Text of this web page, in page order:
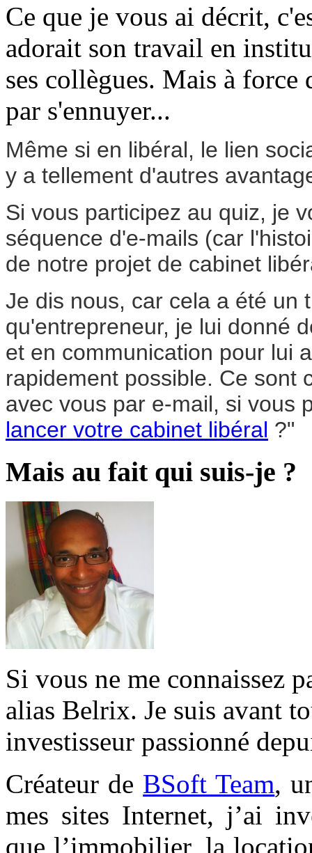
Ce que je vous ai décrit,
adorait son travail en
ses collègues. Mais à
par s'ennuyer...
Même si en libéral, le lien
y a tellement d'autres
Si vous participez au quiz, je
séquence d'e-mails (car
de notre projet de cabinet
Je dis nous, car cela a été un
qu'entrepreneur, je lui donné
et en communication pour lui
rapidement possible. Ce sont
avec vous par e-mail, si vous
lancer votre cabinet libéral ?"
Mais au fait qui suis-je ?
Si vous ne me connaissez
alias Belrix. Je suis avant
investisseur passionné
Créateur de BSoft Team,
mes sites Internet, j’ai
que l’immobilier, la